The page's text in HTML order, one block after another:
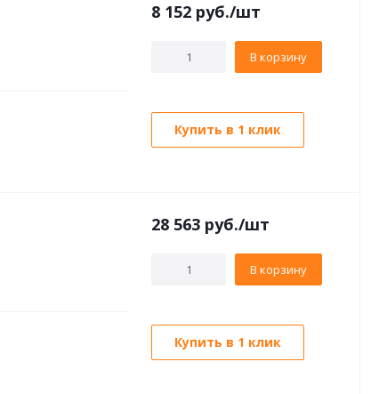
8 152 руб./шт
В корзину
Купить в 1 клик
28 563 руб./шт
В корзину
Купить в 1 клик